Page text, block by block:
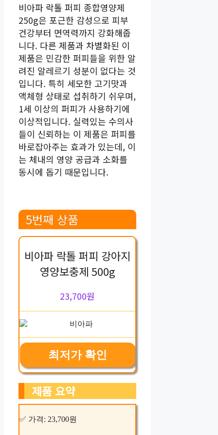
비아파 락톨 퍼피 종합영양제
250g은 포근한 감성으로 피부
건강부터 면역력까지 강화해줍
니다. 다른 제품과 차별화된 이
제품은 민감한 퍼피들을 위한 알
려진 알레르기 성분이 없다는 것
입니다. 특히 세모한 고기맛과
액체형 상태로 섭취하기 쉬우며,
1세 이상의 퍼피가 사용하기에
이상적입니다. 실력있는 수의사
들이 신뢰하는 이 제품은 퍼피를
바로잡아주는 효과가 있는데, 이
는 체내의 영양 공급과 소화를
동시에 돕기 때문입니다.
5번째 상품
비아파 락톨 퍼피 강아지
영양보충제 500g
23,700원
최저가 확인
제품 요약
✅ 가격: 23,700원